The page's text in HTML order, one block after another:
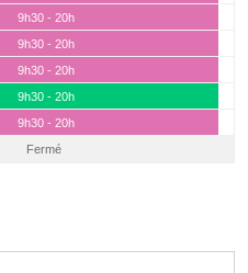
9h30 - 20h
9h30 - 20h
9h30 - 20h
9h30 - 20h
9h30 - 20h
Fermé